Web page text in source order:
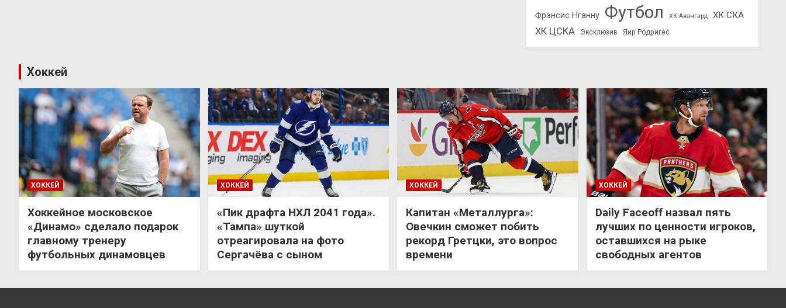
Фрэнсис Нганну Футбол ХК Авангард ХК СКА
ХК ЦСКА Эксклюзив Яир Родригес
Хоккей
ХОККЕЙ
Хоккейное московское
«Динамо» сделало подарок
главному тренеру
футбольных динамовцев
ХОККЕЙ
«Пик драфта НХЛ 2041 года».
«Тампа» шуткой
отреагировала на фото
Сергачёва с сыном
ХОККЕЙ
Капитан «Металлурга»:
Овечкин сможет побить
рекорд Гретцки, это вопрос
времени
ХОККЕЙ
Daily Faceoff назвал пять
лучших по ценности игроков,
оставшихся на рыке
свободных агентов